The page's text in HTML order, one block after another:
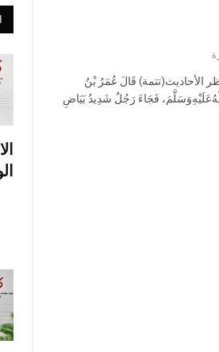
بعد الموت ٧ المعاد في نظر الأحاديث(تتمة) قَالَ عُمَرُ بْنُ
فَجَاءَ رَجُلٌ شَدِيدُ بَيَاضِ